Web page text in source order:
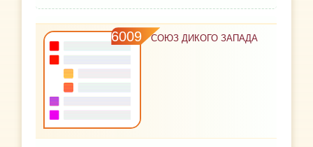
6009 СОЮЗ ДИКОГО ЗАПАДА